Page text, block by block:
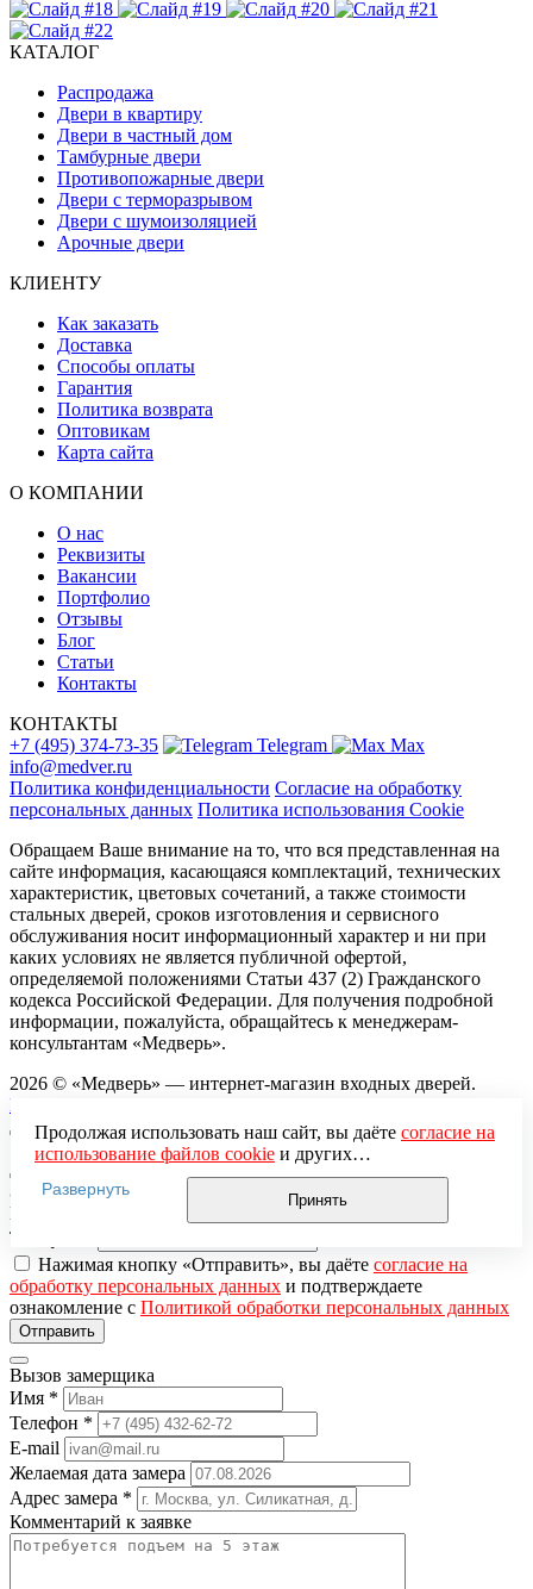
КАТАЛОГ
Распродажа
Двери в квартиру
Двери в частный дом
Тамбурные двери
Противопожарные двери
Двери с терморазрывом
Двери с шумоизоляцией
Арочные двери
КЛИЕНТУ
Как заказать
Доставка
Способы оплаты
Гарантия
Политика возврата
Оптовикам
Карта сайта
О КОМПАНИИ
О нас
Реквизиты
Вакансии
Портфолио
Отзывы
Блог
Статьи
Контакты
КОНТАКТЫ
+7 (495) 374-73-35
Telegram
Max
info@medver.ru
Политика конфиденциальности Согласие на обработку
персональных данных Политика использования Cookie
Обращаем Ваше внимание на то, что вся представленная на
сайте информация, касающаяся комплектаций, технических
характеристик, цветовых сочетаний, а также стоимости
стальных дверей, сроков изготовления и сервисного
обслуживания носит информационный характер и ни при
каких условиях не является публичной офертой,
определяемой положениями Статьи 437 (2) Гражданского
кодекса Российской Федерации. Для получения подробной
информации, пожалуйста, обращайтесь к менеджерам-
консультантам «Медверь».
2026 © «Медверь» — интернет-магазин входных дверей.
Разработка и продвижение — «ЭВРИКА»
Заказ обратного звонка
Имя
Телефон
Нажимая кнопку «Отправить», вы даёте согласие на
обработку персональных данных и подтверждаете
ознакомление с Политикой обработки персональных данных
Вызов замерщика
Имя *
Телефон *
E-mail
Желаемая дата замера
Адрес замера *
Комментарий к заявке
Продолжая использовать наш сайт, вы даёте согласие на
использование файлов cookieи других
пользовательских данных (включая IP-адрес, сведения о
местоположении, устройстве, действиях на сайте и т. п.)
для функционирования сайта, проведения
использования систем аналитики (например,
Яндекс.Метрика), в соответствии с нашейПолитикой
обработки персональных данных.
Если вы не хотите, чтобы ваши данные обрабатывались,
настройте ограничения в браузере или покиньте сайт.
Развернуть
Принять